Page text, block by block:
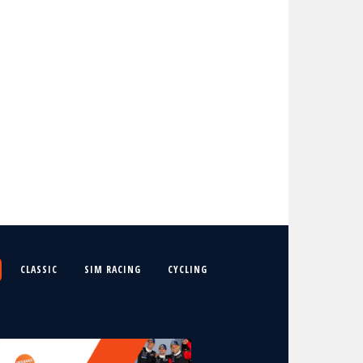
CLASSIC SIM RACING CYCLING